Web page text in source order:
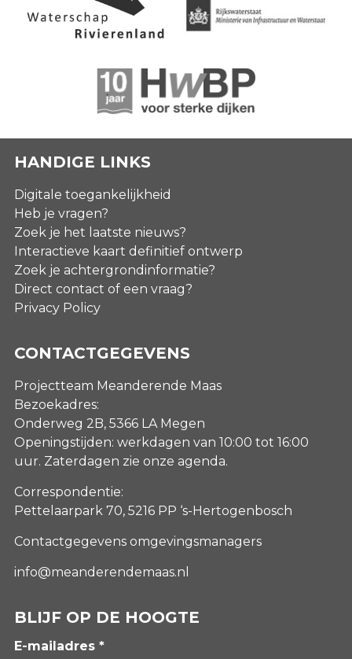
HANDIGE LINKS
Digitale toegankelijkheid
Heb je vragen?
Zoek je het laatste nieuws?
Interactieve kaart definitief ontwerp
Zoek je achtergrondinformatie?
Direct contact of een vraag?
Privacy Policy
CONTACTGEGEVENS
Projectteam Meanderende Maas
Bezoekadres:
Onderweg 2B, 5366 LA Megen
Openingstijden: werkdagen van 10:00 tot 16:00
uur. Zaterdagen zie onze agenda.
Correspondentie:
Pettelaarpark 70, 5216 PP ‘s-Hertogenbosch
Contactgegevens omgevingsmanagers
info@meanderendemaas.nl
BLIJF OP DE HOOGTE
E-mailadres *